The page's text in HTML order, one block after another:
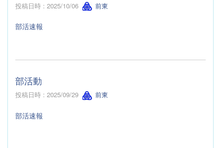
投稿日時 : 2025/10/06 前東
部活速報
部活動
投稿日時 : 2025/09/29 前東
部活速報